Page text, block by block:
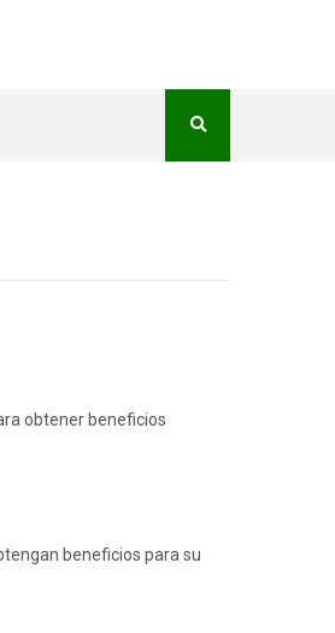
obtener beneficios
beneficios para su